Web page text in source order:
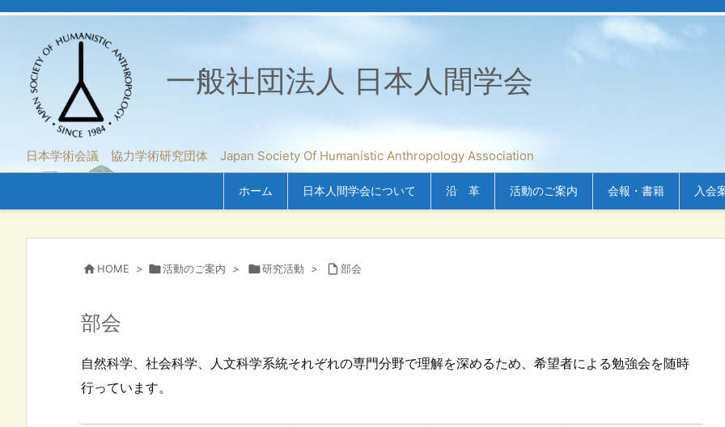
一般社団法人 日本人間学会
日本学術会議 協力学術研究団体 Japan Society Of Humanistic Anthropology Association
ホーム 日本人間学会について 沿 革 活動のご案内 会報・書籍 入会
 HOME > 活動のご案内 > 研究活動 >  部会
部会
自然科学、社会科学、人文科学系統それぞれの専門分野で理解を深めるため、希望者による勉強会を随時
行っています。